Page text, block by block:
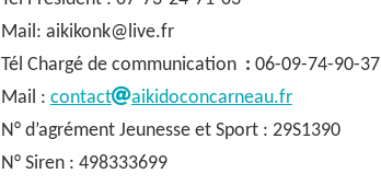
Mail: aikikonk@live.fr
Tél Chargé de communication : 06-09-74-90-37
Mail : contact
aikidoconcarneau.fr
N° d’agrément Jeunesse et Sport : 29S1390
N° Siren : 498333699